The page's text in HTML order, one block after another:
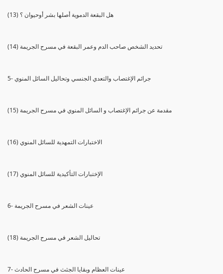
(13) هل البقعة الدموية أصلها بشر أوحيوان ؟
(14) تحديد الشخص صاحب الدم وعمر البقعة في مسرح الجريمة
5- جرائم الإغتصاب والتعدي الجنسي وتحاليل السائل المنوي
(15) مقدمة عن جرائم الإغتصاب و السائل المنوي في مسرح الجريمة
(16) الاختبارات التمهدية للسائل المنوي
(17) الإختبارات التأكيدية للسائل المنوي
6- عينات الشعر في مسرح الجريمة
(18) تحاليل الشعر في مسرح الجريمة
7- عينات العظام وبقايا الجثث في مسرح الحادث